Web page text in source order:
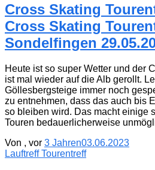
Cross Skating
Cross Skating
Sondelfingen
Heute ist so super Wetter und der
ist mal wieder auf die Alb gerollt.
Göllesbergsteige immer noch
zu entnehmen, dass das auch bis
so bleiben wird. Das macht einige
Touren bedauerlicherweise
Von , vor 3 Jahren03.06.2023
Lauftreff Tourentreff